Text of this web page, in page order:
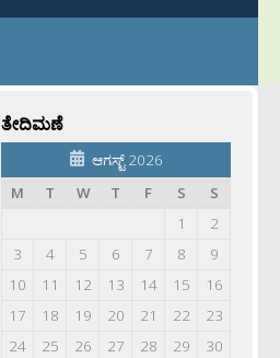
ತೇದಿಮಣೆ
ಆಗಸ್ಟ್ 2026
M
T W T F S
S
1
2
3
4 5 6 7 8
9
10
11 12 13 14 15
16
17
18 19 20 21 22
23
24
25 26 27 28 29
30